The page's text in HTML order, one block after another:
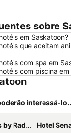
sobre
em Saskatoon?
que aceitam
com spa em
com piscina
interessá-
SK Hotel